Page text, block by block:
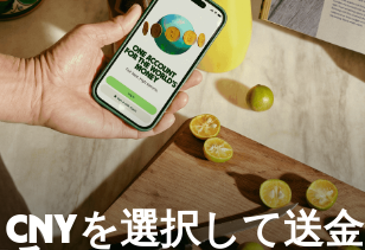
CNYを選択して送金